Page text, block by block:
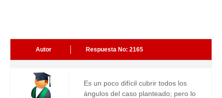
Autor Respuesta No: 2165
Es un poco difícil cubrir todos los
ángulos del caso planteado; pero lo